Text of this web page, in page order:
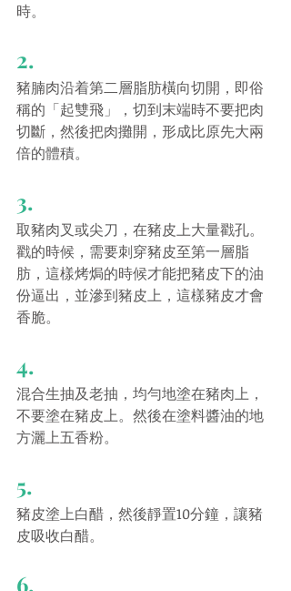
時。
2.
豬腩肉沿着第二層脂肪橫向切開，即俗
稱的「起雙飛」，切到末端時不要把肉
切斷，然後把肉攤開，形成比原先大兩
倍的體積。
3.
取豬肉叉或尖刀，在豬皮上大量戳孔。
戳的時候，需要刺穿豬皮至第一層脂
肪，這樣烤焗的時候才能把豬皮下的油
份逼出，並滲到豬皮上，這樣豬皮才會
香脆。
4.
混合生抽及老抽，均勻地塗在豬肉上，
不要塗在豬皮上。然後在塗料醬油的地
方灑上五香粉。
5.
豬皮塗上白醋，然後靜置10分鐘，讓豬
皮吸收白醋。
6.